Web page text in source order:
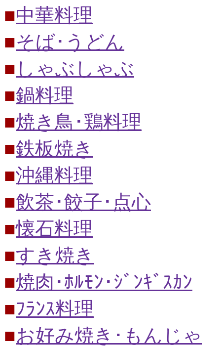
■中華料理
■そば･うどん
■ しゃぶしゃぶ
■鍋料理
■焼き鳥･鶏料理
■鉄板焼き
■沖縄料理
■飲茶･餃子･点心
■懐石料理
■すき焼き
■焼肉･ﾎﾙﾓﾝ･ｼﾞﾝｷﾞｽｶﾝ
■ﾌﾗﾝｽ料理
■お好み焼き･もんじゃ